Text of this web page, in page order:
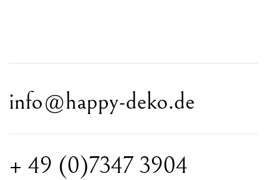
info@happy-deko.de
+ 49 (0)7347 3904